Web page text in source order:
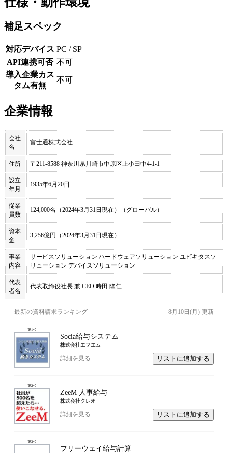
補足スペック
対応デバイス PC / SP
API連携可否 不可
導入企業カス
タム有無
不可
企業情報
会社
名
富士通株式会社
住所 〒211-8588 神奈川県川崎市中原区上小田中4-1-1
設立
年月
1935年6月20日
従業
員数
124,000名（2024年3月31日現在）（グローバル）
資本
金
3,256億円（2024年3月31日現在）
事業
内容
サービスソリューション ハードウェアソリューション ユビキタスソ
リューション デバイスソリューション
代表
者名
代表取締役社長 兼 CEO 時田 隆仁
最新の資料請求ランキング 8月10日(月) 更新
第1位
Socia給与システム
株式会社エフエム
詳細を見る リストに追加する
第2位
ZeeM 人事給与
株式会社クレオ
詳細を見る リストに追加する
第3位
フリーウェイ給与計算